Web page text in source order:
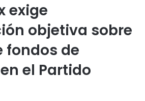
exige
objetiva sobre
fondos de
el Partido